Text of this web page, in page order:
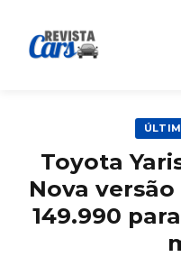
Toyota
Nova versão
149.990